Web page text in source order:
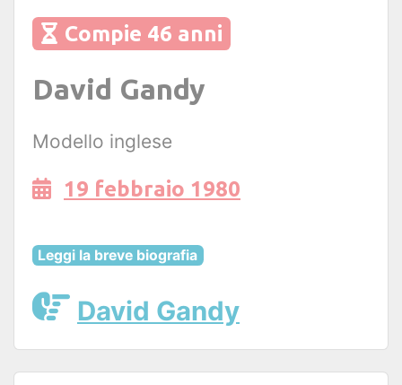
Compie 46 anni
David Gandy
Modello inglese
19 febbraio 1980
Leggi la breve biografia
David Gandy